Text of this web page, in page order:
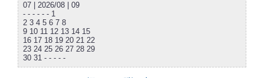
07 | 2026/08 | 09
- - - - - - 1
2 3 4 5 6 7 8
9 10 11 12 13 14 15
16 17 18 19 20 21 22
23 24 25 26 27 28 29
30 31 - - - - -